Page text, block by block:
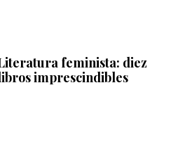
feminista: diez
imprescindibles